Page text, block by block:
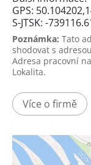
GPS:
S-JTSK: -
Poznámka: Tato
shodovat s
Adresa pracovní
Lokalita.
Více o firmě